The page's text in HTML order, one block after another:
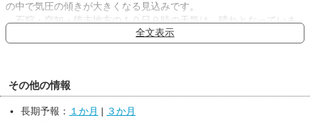
の中で気圧の傾きが大きくなる見込みです。
石狩・空知・後志地方の１０日９時の天気は、晴れとなっていま
や高いでしょう。
全文表示
その他の情報
長期予報： １か月
３か月